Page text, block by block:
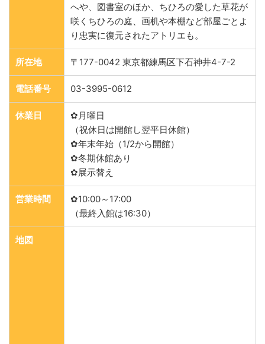
へや、図書室のほか、ちひろの愛した草花が
咲くちひろの庭、画机や本棚など部屋ごとよ
り忠実に復元されたアトリエも。
所在地 〒177-0042 東京都練馬区下石神井4-7-2
電話番号 03-3995-0612
休業日
✿月曜日
（祝休日は開館し翌平日休館）
✿年末年始（1/2から開館）
✿冬期休館あり
✿展示替え
営業時間
✿10:00～17:00
（最終入館は16:30）
地図